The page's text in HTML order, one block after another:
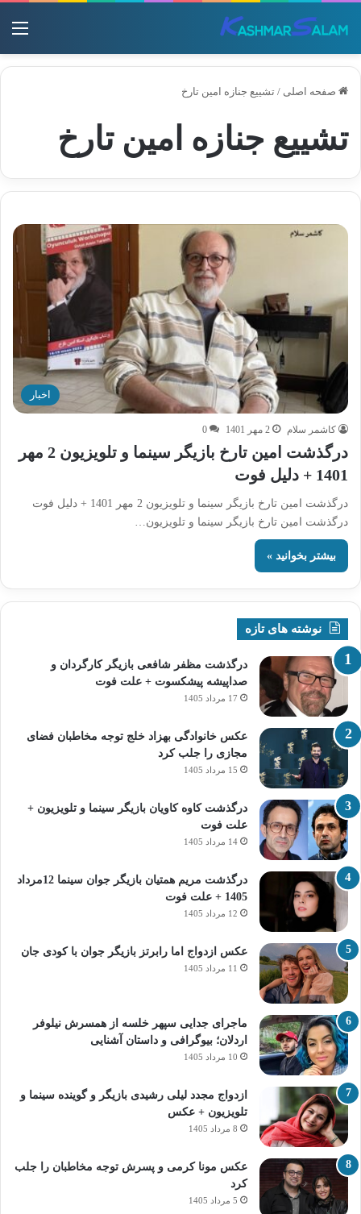
صفحه اصلی / تشییع جنازه امین تارخ
تشییع جنازه امین تارخ
اخبار
کاشمر سلام 2 مهر 1401 0
درگذشت امین تارخ بازیگر سینما و تلویزیون 2 مهر
1401 + دلیل فوت
درگذشت امین تارخ بازیگر سینما و تلویزیون 2 مهر 1401 + دلیل فوت
درگذشت امین تارخ بازیگر سینما و تلویزیون…
بیشتر بخوانید »
نوشته های تازه
درگذشت مظفر شافعی بازیگر کارگردان و
صداپیشه پیشکسوت + علت فوت
17 مرداد 1405
عکس خانوادگی بهزاد خلج توجه مخاطبان فضای
مجازی را جلب کرد
15 مرداد 1405
درگذشت کاوه کاویان بازیگر سینما و تلویزیون +
علت فوت
14 مرداد 1405
درگذشت مریم همتیان بازیگر جوان سینما 12مرداد
1405 + علت فوت
12 مرداد 1405
عکس ازدواج اما رابرتز بازیگر جوان با کودی جان
11 مرداد 1405
ماجرای جدایی سپهر خلسه از همسرش نیلوفر
اردلان؛ بیوگرافی و داستان آشنایی
10 مرداد 1405
ازدواج مجدد لیلی رشیدی بازیگر و گوینده سینما و
تلویزیون + عکس
8 مرداد 1405
عکس مونا کرمی و پسرش توجه مخاطبان را جلب
کرد
5 مرداد 1405